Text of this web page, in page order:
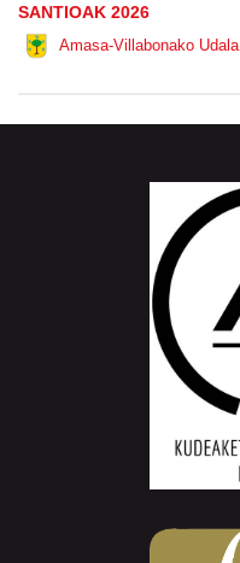
SANTIOAK 2026
Amasa-Villabonako Udala